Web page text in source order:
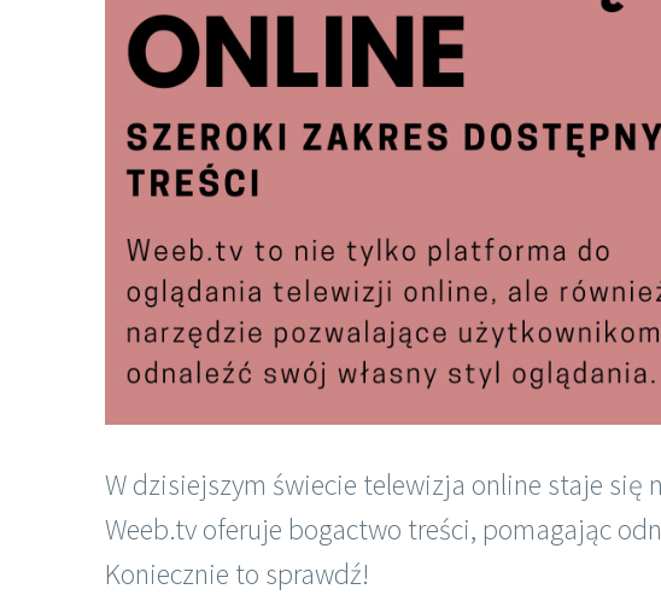
W dzisiejszym świecie telewizja online staje się
Weeb.tv oferuje bogactwo treści, pomagając
Koniecznie to sprawdź!